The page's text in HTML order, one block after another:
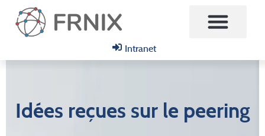
Intranet
Idées reçues sur le peering